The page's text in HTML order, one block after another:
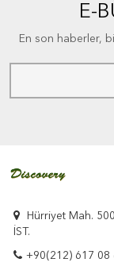
E-
En son haberler,
Hürriyet Mah.
İST.
+90(212) 617 08